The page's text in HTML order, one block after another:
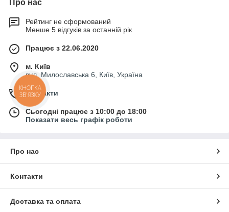
Про нас
Рейтинг не сформований
Менше 5 відгуків за останній рік
Працює з 22.06.2020
м. Київ
вул. Милославська 6, Київ, Україна
Контакти
Сьогодні працює з 10:00 до 18:00
Показати весь графік роботи
Про нас
Контакти
Доставка та оплата
КНОПКА
ЗВ'ЯЗКУ